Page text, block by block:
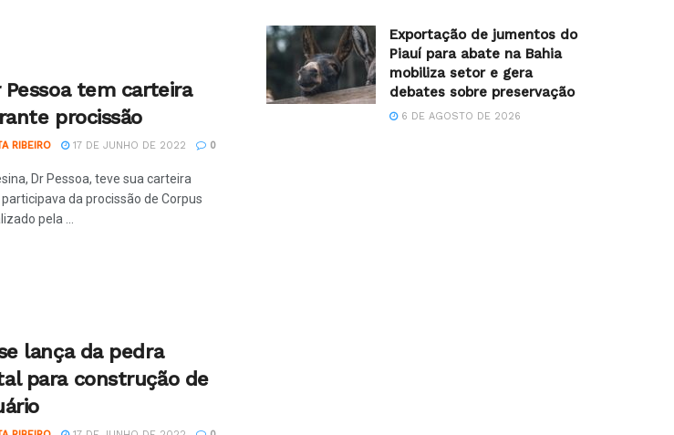
tem carteira
procissão
RIBEIRO 17 DE JUNHO DE 2022 0
Dr Pessoa, teve sua carteira
da procissão de Corpus
pela ...
lança da pedra
para construção de
Exportação de jumentos do
Piauí para abate na Bahia
mobiliza setor e gera
debates sobre preservação
6 DE AGOSTO DE 2026